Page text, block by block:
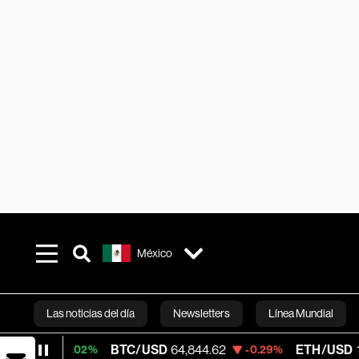
México
Las noticias del día Newsletters Línea Mundial
Bloomberg
BTC/USD 64,844.62 -0.29% ETH/USD 1,915.238